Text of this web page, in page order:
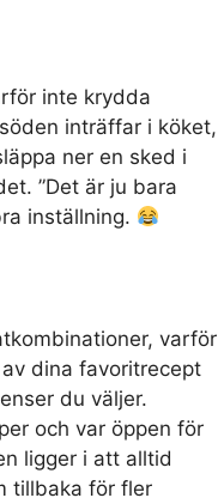
inte krydda
inträffar i köket,
ner en sked i
”Det är ju bara
inställning.
varför
dina favoritrecept
du väljer.
och var öppen för
ligger i att alltid
tillbaka för fler